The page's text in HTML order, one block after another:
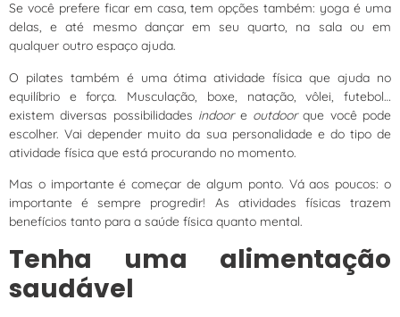
Se você prefere ficar em casa, tem opções também: yoga é uma
delas, e até mesmo dançar em seu quarto, na sala ou em
qualquer outro espaço ajuda.
O pilates também é uma ótima atividade física que ajuda no
equilíbrio e força. Musculação, boxe, natação, vôlei, futebol…
existem diversas possibilidades indoor e outdoorque você pode
escolher. Vai depender muito da sua personalidade e do tipo de
atividade física que está procurando no momento.
Mas o importante é começar de algum ponto. Vá aos poucos: o
importante é sempre progredir! As atividades físicas trazem
benefícios tanto para a saúde física quanto mental.
Tenha uma alimentação
saudável